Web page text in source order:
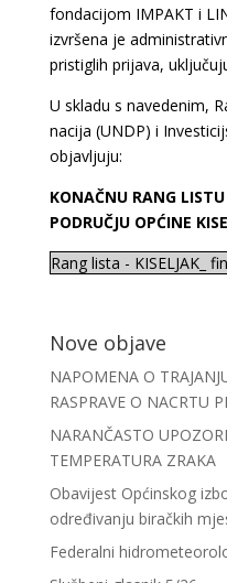
fondacijom IMPAKT i
izvršena je
pristiglih prijava,
U skladu s navedenim,
nacija (UNDP) i
objavljuju:
KONAČNU RANG
PODRUČJU OPĆINE
Rang lista - KISELJAK_
Nove objave
NAPOMENA O
RASPRAVE O NACRTU
NARANČASTO
TEMPERATURA ZRAKA
Obavijest Općinskog
određivanju biračkih
Federalni